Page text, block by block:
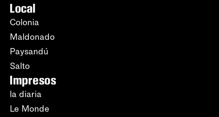
Local
Colonia
Maldonado
Paysandú
Salto
Impresos
la diaria
Le Monde